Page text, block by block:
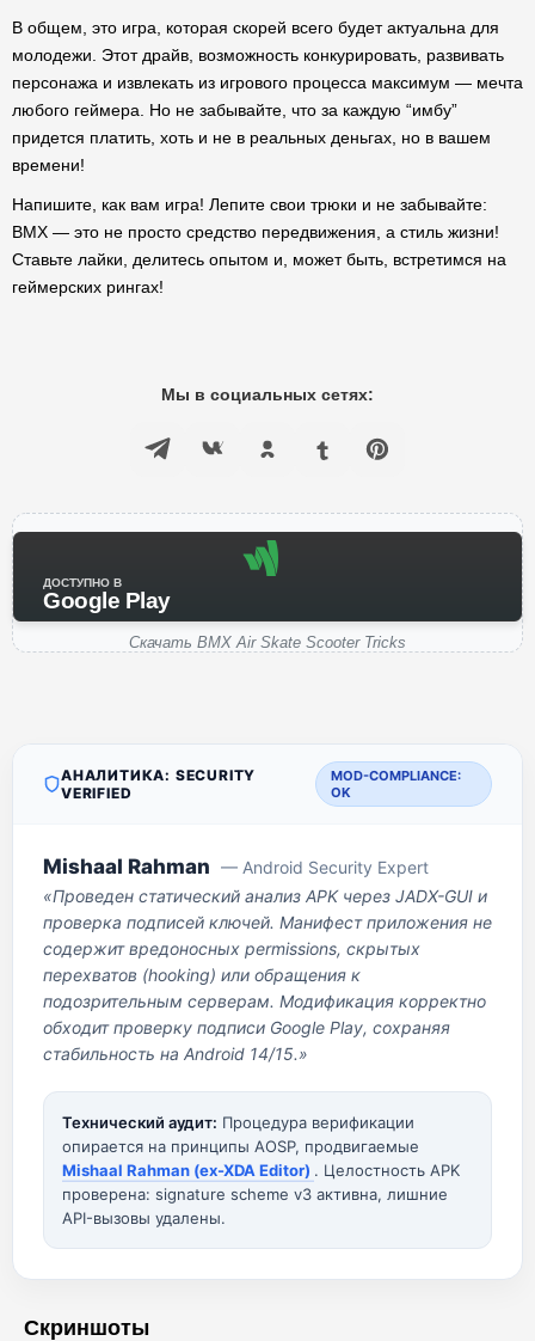
В общем, это игра, которая скорей всего будет актуальна для
молодежи. Этот драйв, возможность конкурировать, развивать
персонажа и извлекать из игрового процесса максимум — мечта
любого геймера. Но не забывайте, что за каждую “имбу”
придется платить, хоть и не в реальных деньгах, но в вашем
времени!
Напишите, как вам игра! Лепите свои трюки и не забывайте:
BMX — это не просто средство передвижения, а стиль жизни!
Ставьте лайки, делитесь опытом и, может быть, встретимся на
геймерских рингах!
Мы в социальных сетях:
ДОСТУПНО В
Google Play
Скачать BMX Air Skate Scooter Tricks
АНАЛИТИКА: SECURITY
VERIFIED
MOD-COMPLIANCE:
OK
Mishaal Rahman — Android Security Expert
«Проведен статический анализ APK через JADX-GUI и
проверка подписей ключей. Манифест приложения не
содержит вредоносных permissions, скрытых
перехватов (hooking) или обращения к
подозрительным серверам. Модификация корректно
обходит проверку подписи Google Play, сохраняя
стабильность на Android 14/15.»
Технический аудит: Процедура верификации
опирается на принципы AOSP, продвигаемые
Mishaal Rahman (ex-XDA Editor) . Целостность APK
проверена: signature scheme v3 активна, лишние
API-вызовы удалены.
Скриншоты